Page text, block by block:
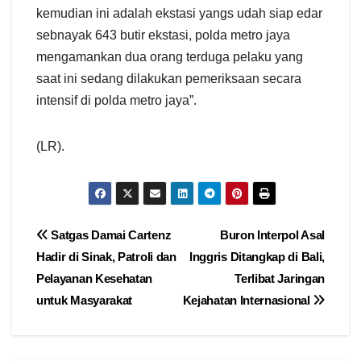
kemudian ini adalah ekstasi yangs udah siap edar
sebnayak 643 butir ekstasi, polda metro jaya
mengamankan dua orang terduga pelaku yang
saat ini sedang dilakukan pemeriksaan secara
intensif di polda metro jaya”.
(LR).
Navigasi
pos
Buron Interpol Asal
Inggris Ditangkap di Bali,
Terlibat Jaringan
Kejahatan Internasional
Satgas Damai Cartenz
Hadir di Sinak, Patroli dan
Pelayanan Kesehatan
untuk Masyarakat